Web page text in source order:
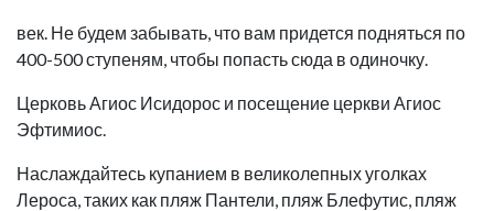
век. Не будем забывать, что вам придется подняться по
400-500 ступеням, чтобы попасть сюда в одиночку.
Церковь Агиос Исидорос и посещение церкви Агиос
Эфтимиос.
Наслаждайтесь купанием в великолепных уголках
Лероса, таких как пляж Пантели, пляж Блефутис, пляж